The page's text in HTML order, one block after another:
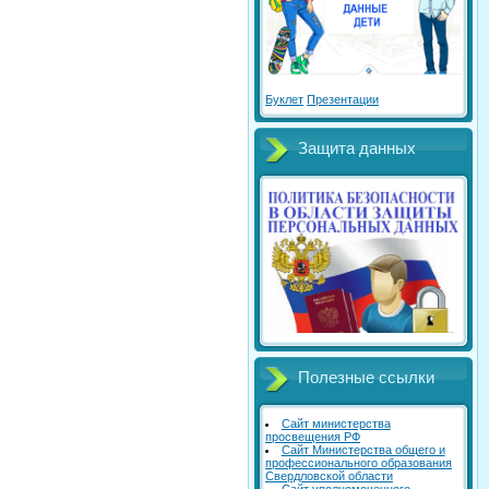
Буклет Презентации
Защита данных
Полезные ссылки
Сайт министерства
просвещения РФ
Сайт Министерства общего и
профессионального образования
Свердловской области